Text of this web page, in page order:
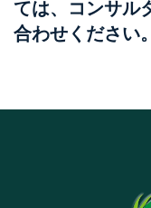
ては、コンサル
合わせください。